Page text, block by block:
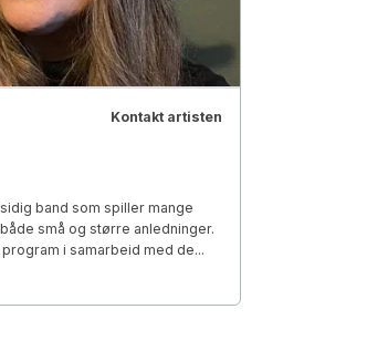
Kontakt artisten
band som spiller mange
små og større anledninger.
i samarbeid med de...